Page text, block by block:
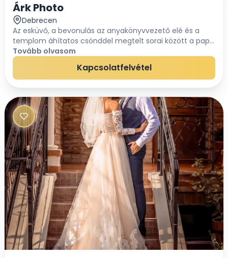
Árk Photo
Debrecen
Az esküvő, a bevonulás az anyakönyvvezető elé és a
templom áhítatos csönddel megtelt sorai között a pap
elé, minden nőnek a szíve mélyén szövögetett álma,
egészen kicsi lány korától kezdve. A párjára...
Tovább olvasom
Kapcsolatfelvétel